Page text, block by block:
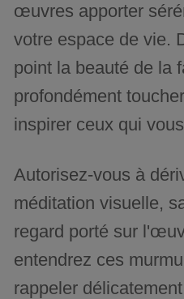
œuvres apporter
votre espace de vie.
point la beauté de la
profondément
inspirer ceux qui
Autorisez-vous à
méditation visuelle,
regard porté sur
entendrez ces
rappeler